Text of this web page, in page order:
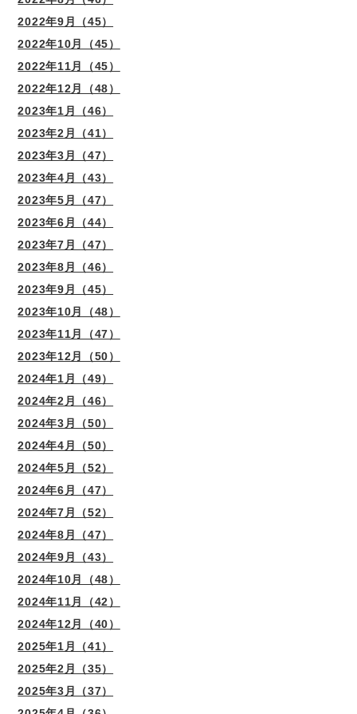
2022年9月（45）
2022年10月（45）
2022年11月（45）
2022年12月（48）
2023年1月（46）
2023年2月（41）
2023年3月（47）
2023年4月（43）
2023年5月（47）
2023年6月（44）
2023年7月（47）
2023年8月（46）
2023年9月（45）
2023年10月（48）
2023年11月（47）
2023年12月（50）
2024年1月（49）
2024年2月（46）
2024年3月（50）
2024年4月（50）
2024年5月（52）
2024年6月（47）
2024年7月（52）
2024年8月（47）
2024年9月（43）
2024年10月（48）
2024年11月（42）
2024年12月（40）
2025年1月（41）
2025年2月（35）
2025年3月（37）